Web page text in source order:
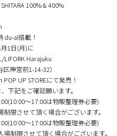
100% & 400%
al搭載！
1日(月)に
LIFORK Harajuku
区神宮前1-14-32）
UP STOREにて発売！
下記をご確認願います。
～17:00は物販整理券必要)
限させて頂く場合がございます。
～17:00は物販整理券必要)
制限させて頂く場合がございます。